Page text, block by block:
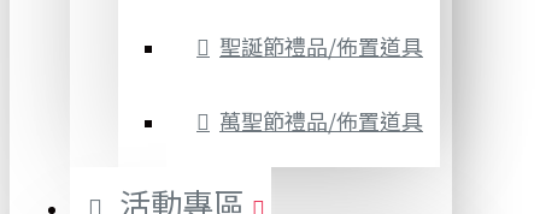
聖誕節禮品/佈置道具
萬聖節禮品/佈置道具
活動專區